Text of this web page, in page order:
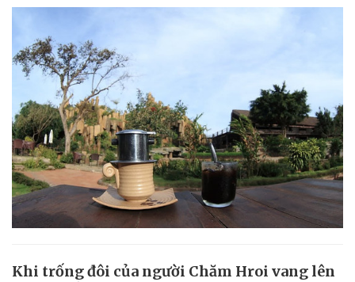
Khi trống đôi của người Chăm Hroi vang lên